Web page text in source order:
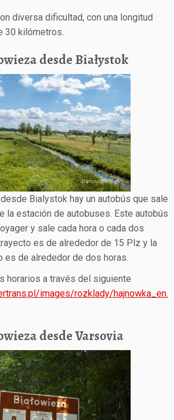
diversa dificultad, con una longitud
30 kilómetros.
desde Białystok
Bialystok hay un autobús que sale
la estación de autobuses. Este autobús
y sale cada hora o cada dos
es de alrededor de 15 Plz y la
es de alrededor de dos horas.
horarios a través del siguiente
images/rozklady/hajnowka_en.
desde Varsovia